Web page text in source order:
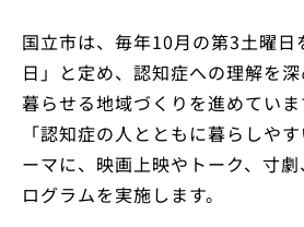
国立市は、毎年10月の第3土曜日
日」と定め、認知症への理解を
暮らせる地域づくりを進めてい
「認知症の人とともに暮らしや
ーマに、映画上映やトーク、寸
ログラムを実施します。